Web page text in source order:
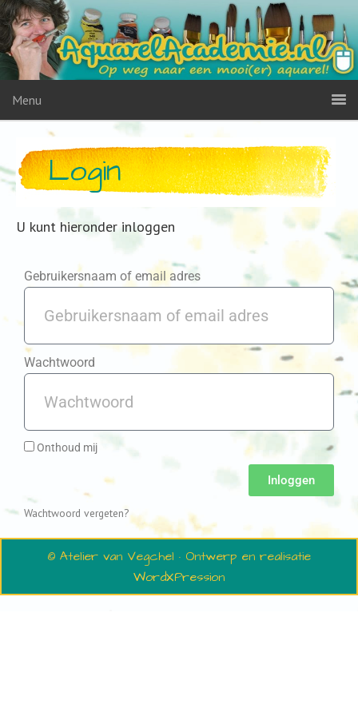
Menu
Login
U kunt hieronder inloggen
Gebruikersnaam of email adres
Wachtwoord
Onthoud mij
Inloggen
Wachtwoord vergeten?
© Atelier van Vegchel · Ontwerp en realisatie
WordXPression